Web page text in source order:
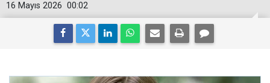
00:02
16 Mayıs 2026